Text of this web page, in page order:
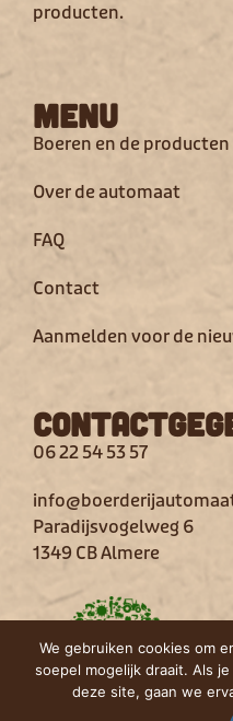
producten.
Menu
Boeren en de producten
Over de automaat
FAQ
Contact
Aanmelden voor de
06 22 54 53 57
Paradijsvogelweg 6
1349 CB Almere
We gebruiken cookies om
soepel mogelijk draait. Als
deze site, gaan we